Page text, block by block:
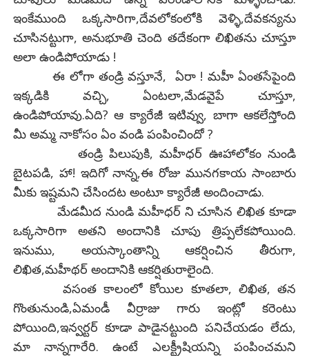
ఇంకేముంది ఒక్కసారిగా,దేవలోకంలోకి వెళ్ళి,దేవకన్యను
చూసినట్టుగా, అనుభూతి చెంది తదేకంగా లిఖితను చూస్తూ
అలా ఉండిపోయాడు !
ఈ లోగా తండ్రి వస్తూనే, ఏరా ! మహీ ఏంతసేపైంది
ఇక్కడికి వచ్చి, ఏంటలా,మేడవైపే చూస్తూ,
ఉండిపోయావు.ఏది? ఆ క్యారేజీ ఇటివ్వు, బాగా ఆకలేస్తోంది
మీ అమ్మ నాకోసం ఏం వండి పంపించిందో ?
తండ్రి పిలుపుకి, మహీధర్ ఊహాలోకం నుండి
బైటపడి, హా! ఇదిగో నాన్న,ఈ రోజు మునగకాయ సాంబారు
మీకు ఇష్టమని చేసిందట అంటూ క్యారేజీ అందించాడు.
మేడమీద నుండి మహీధర్ ని చూసిన లిఖిత కూడా
ఒక్కసారిగా అతని అందానికి చూపు త్రిప్పలేకపోయింది.
ఇనుము, అయస్కాంతాన్ని ఆకర్షించిన తీరుగా,
లిఖిత,మహీథర్ అందానికి ఆకర్షితురాలైంది.
వసంత కాలంలో కోయిల కూతలా, లిఖిత, తన
గొంతునుండి,ఏమండీ వీర్రాజు గారు ఇంట్లో కరెంటు
పోయింది,ఇన్వర్టర్ కూడా పాడైనట్టుంది పనిచేయడం లేదు,
మా నాన్నగారేరి. ఉంటే ఎలక్ట్రీషియన్ని పంపించమని